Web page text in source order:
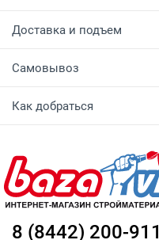
Доставка и подъем
Самовывоз
Как добраться
8 (8442) 200-911